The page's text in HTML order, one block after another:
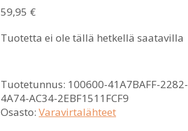
59,95 €
Tuotetta ei ole tällä hetkellä saatavilla
Tuotetunnus: 100600-41A7BAFF-2282-
4A74-AC34-2EBF1511FCF9
Osasto: Varavirtalähteet